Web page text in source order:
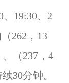
、19:30、2
262，13
（237，4
30分钟。